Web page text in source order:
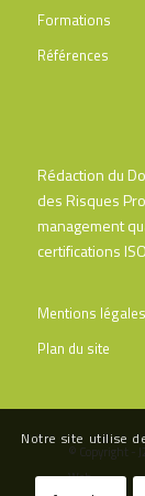
Formations
Références
Rédaction du
des Risques
management
certifications
Mentions légales
Plan du site
© Copyright -
Web
Notre site utilise